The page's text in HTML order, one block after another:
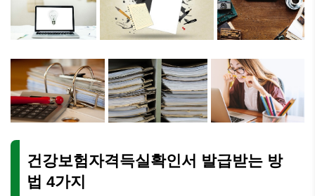
건강보험자격득실확인서 발급받는 방
법 4가지